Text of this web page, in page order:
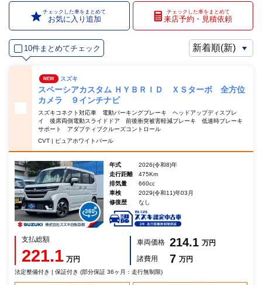
チェックした車をまとめて
お気に入り追加
チェックした車をまとめて
来店予約・見積依頼
10件まとめてチェック
NEW スズキ
スペーシアカスタム ＨＹＢＲＩＤ ＸＳターボ 全方位
カメラ ９インチナビ
スズキコネクト対応車 電動パーキングブレーキ ヘッドアップディスプレ
イ 後席両側電動スライドドア 前後衝突被害軽減ブレーキ 低速時ブレーキ
サポート アダプティブクルーズコントロール
CVT | ピュアホワイトパール
年式
2026(令和8)年
走行距離
475Km
排気量
660cc
車検
2029(令和11)年03月
修復歴
なし
支払総額
221.1 万円
車両価格 214.1 万円
諸費用
7 万円
法定整備付き | 保証付き (部分保証 36ヶ月：走行無制限)